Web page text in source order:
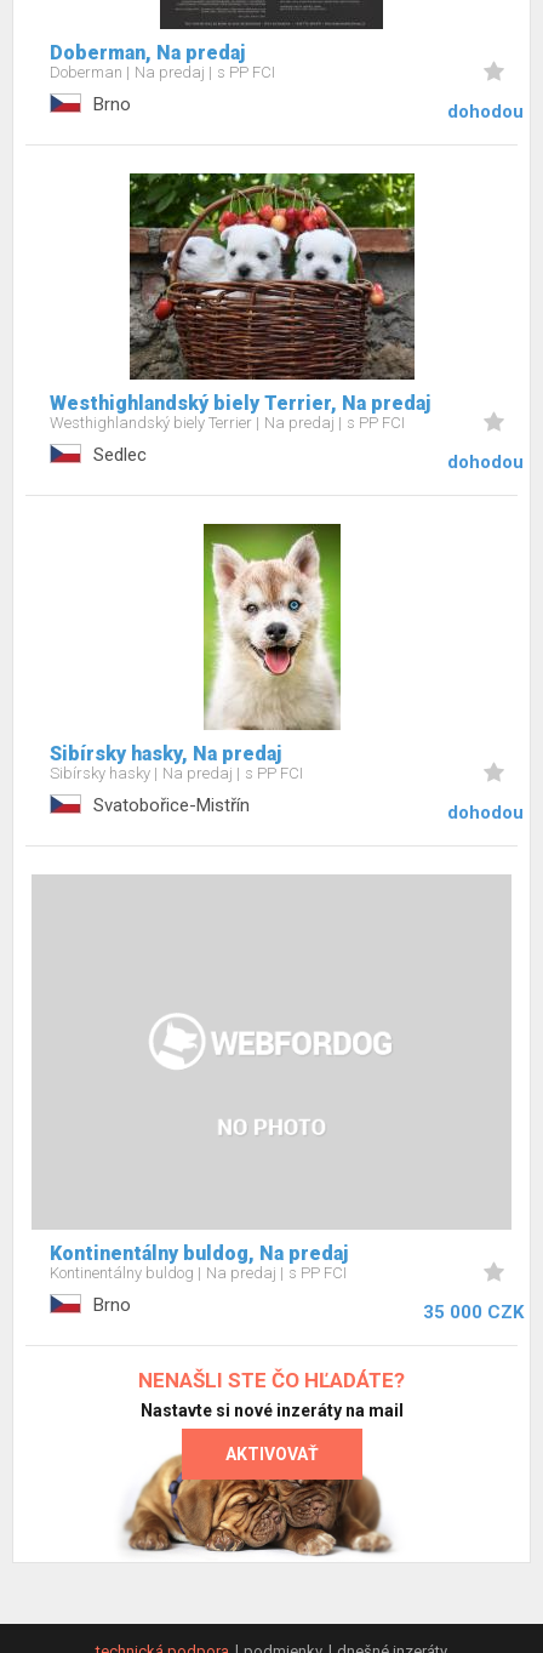
Doberman, Na predaj
Doberman Na predaj s PP FCI
Brno dohodou
Westhighlandský biely Terrier, Na predaj
Westhighlandský biely Terrier Na predaj s PP FCI
Sedlec dohodou
Sibírsky hasky, Na predaj
Sibírsky hasky Na predaj s PP FCI
Svatobořice-Mistřín dohodou
Kontinentálny buldog, Na predaj
Kontinentálny buldog Na predaj s PP FCI
Brno 35 000 CZK
NENAŠLI STE ČO HĽADÁTE?
Nastavte si nové inzeráty na mail
AKTIVOVAŤ